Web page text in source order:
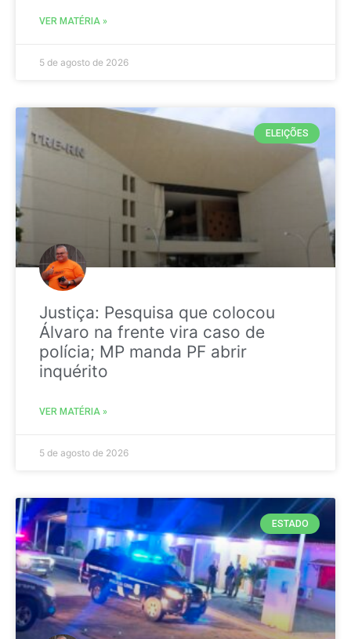
VER MATÉRIA »
5 de agosto de 2026
ELEIÇÕES
Justiça: Pesquisa que colocou
Álvaro na frente vira caso de
polícia; MP manda PF abrir
inquérito
VER MATÉRIA »
5 de agosto de 2026
ESTADO